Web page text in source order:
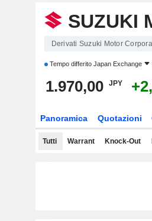
SUZUKI
Derivati Suzuki Motor
Tempo differito Japan Exchange
1.970,00 JPY
Panoramica Quotazioni
Tutti Warrant Knock-Out